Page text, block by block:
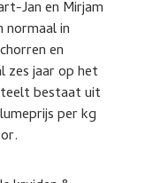
Jan en Mirjam
normaal in
en
zes jaar op het
teelt bestaat uit
per kg